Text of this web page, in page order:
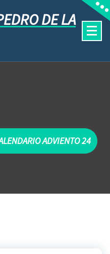
DE LA
ADVIENTO 24